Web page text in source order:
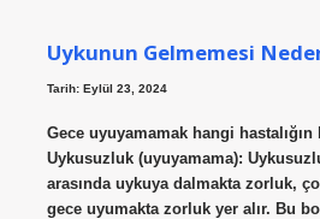
Uykunun Gelmemesi
Tarih: Eylül 23, 2024
Gece uyuyamamak hangi
Uykusuzluk (uyuyamama):
arasında uykuya dalmakta zorluk,
gece uyumakta zorluk yer alır. Bu